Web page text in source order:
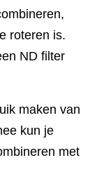
roteren is.
ND filter
maken van
kun je
met